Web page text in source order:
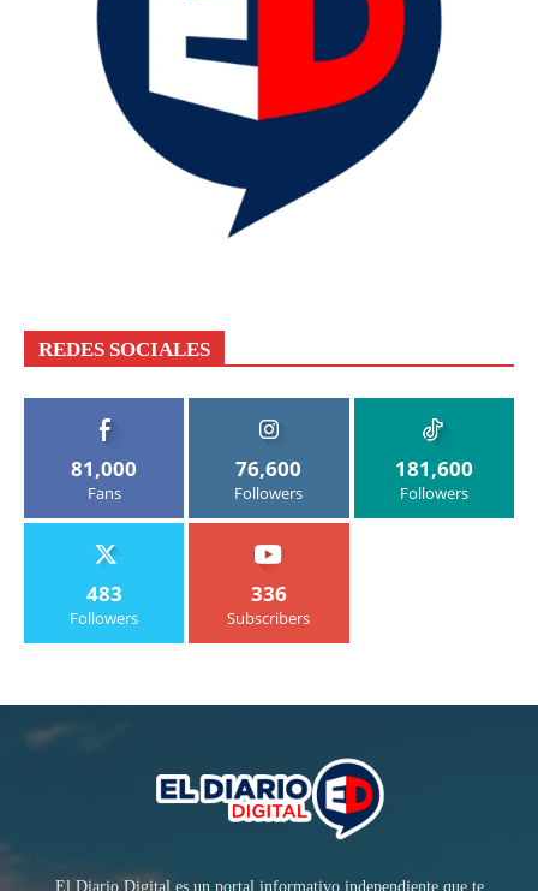
REDES SOCIALES
81,000
Fans
76,600
Followers
181,600
Followers
483
Followers
336
Subscribers
El Diario Digital es un portal informativo independiente que te